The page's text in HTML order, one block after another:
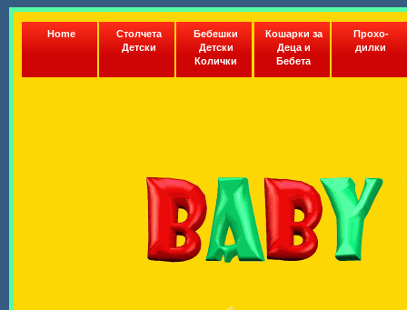
Home
Столчета
Детски
Бебешки
Детски
Колички
Кошарки за
Деца и
Бебета
Прохо-
дилки